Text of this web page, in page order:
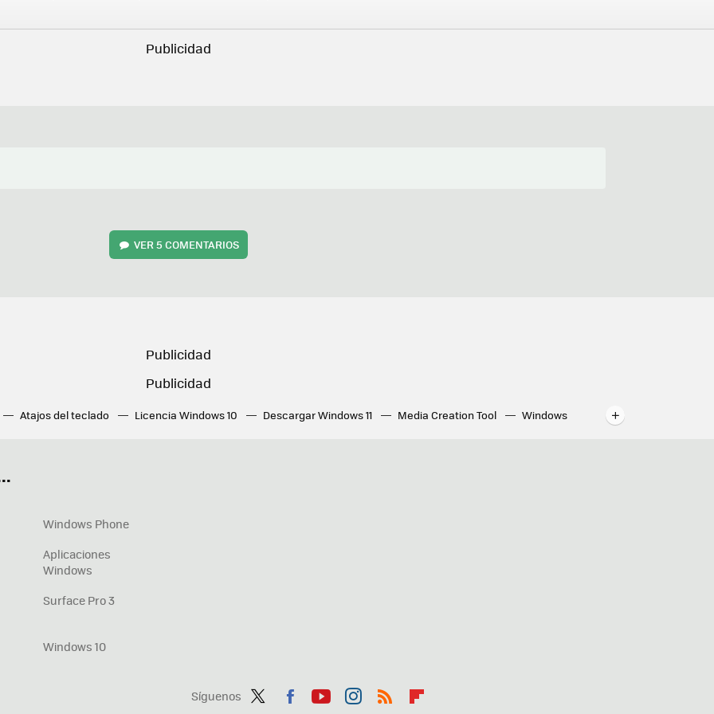
VER5 COMENTARIOS
Atajos del teclado Licencia Windows 10 Descargar Windows 11 Media Creation Tool
Windows
Síguenos
Windows Phone
Aplicaciones
Windows
Surface Pro 3
Windows 10